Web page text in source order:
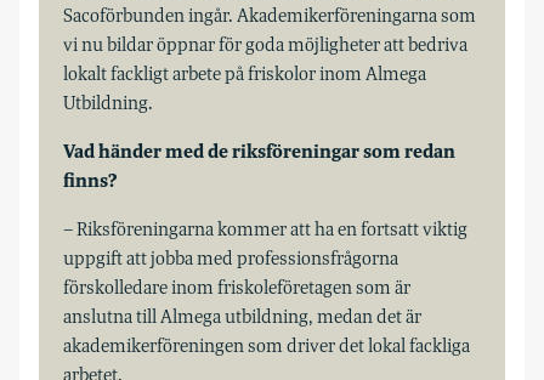
Sacoförbunden ingår. Akademikerföreningarna som
vi nu bildar öppnar för goda möjligheter att bedriva
lokalt fackligt arbete på friskolor inom Almega
Utbildning.
Vad händer med de riksföreningar som redan
finns?
– Riksföreningarna kommer att ha en fortsatt viktig
uppgift att jobba med professionsfrågorna
förskolledare inom friskoleföretagen som är
anslutna till Almega utbildning, medan det är
akademikerföreningen som driver det lokal fackliga
arbetet.